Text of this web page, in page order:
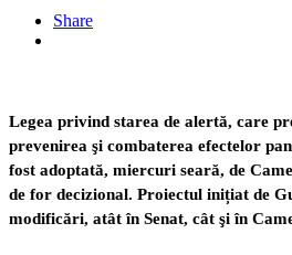
Share
Legea privind starea de alertă, care
prevenirea şi combaterea efectelor
fost adoptată, miercuri seară, de
de for decizional. Proiectul inițiat de
modificări, atât în Senat, cât şi în